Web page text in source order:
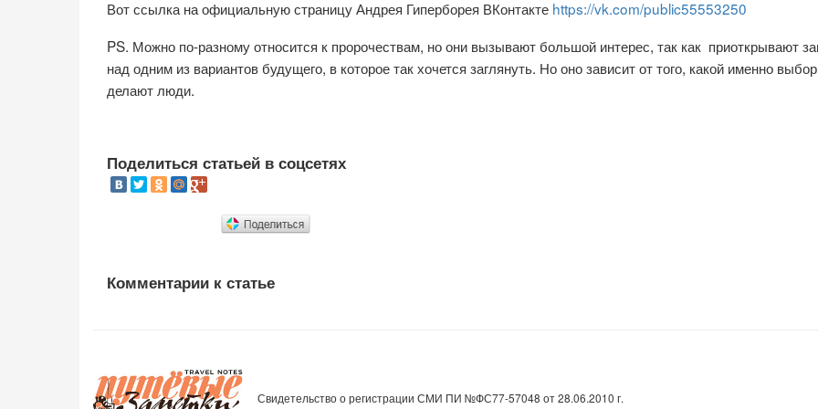
Вот ссылка на официальную страницу Андрея Гиперборея ВКонтакте https://vk.com/public55553250
PS. Можно по-разному относится к пророчествам, но они вызывают большой интерес, так как приоткрывают
над одним из вариантов будущего, в которое так хочется заглянуть. Но оно зависит от того, какой именно выбор
делают люди.
Поделиться статьей в соцсетях
Комментарии к статье
Свидетельство о регистрации СМИ ПИ №ФС77-57048 от 28.06.2010 г.